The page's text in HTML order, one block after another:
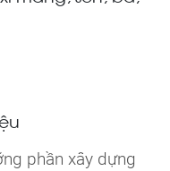
phần xây dựng